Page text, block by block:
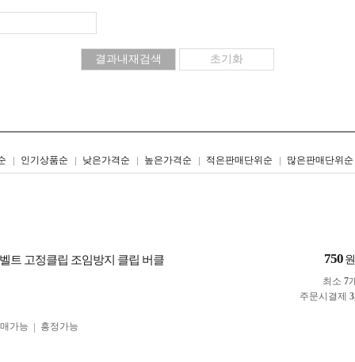
인기상품순 낮은가격순 높은가격순 적은판매단위순 많은판매단위순
리스트형갤러리형
트 고정클립 조임방지 클립 버클 750 원
최소 7
주문시결제
가능 흥정가능